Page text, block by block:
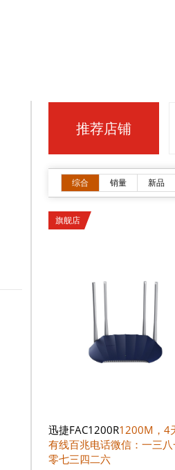
推荐店铺
综合 销量 新品
旗舰店
迅捷FAC1200R1200M，4
有线百兆电话微信：一三
零七三四二六